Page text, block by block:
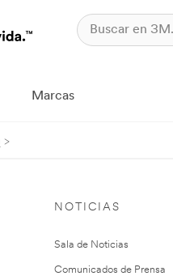
Marcas
NOTICIAS
Sala de Noticias
Comunicados de Prensa